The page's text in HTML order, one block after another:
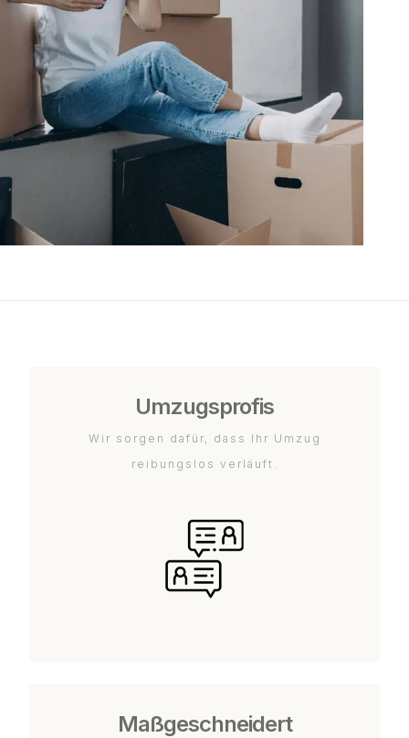
Umzugsprofis
Wir sorgen dafür, dass Ihr Umzug
reibungslos verläuft.
Maßgeschneidert